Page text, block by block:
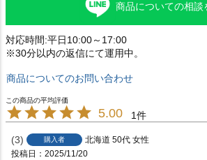
商品についての相談
対応時間:平日10:00～17:00
※30分以内の返信にて運用中。
商品についてのお問い合わせ
5.00 1
3 購入者 北海道 50代 女性
投稿日
2025/11/20